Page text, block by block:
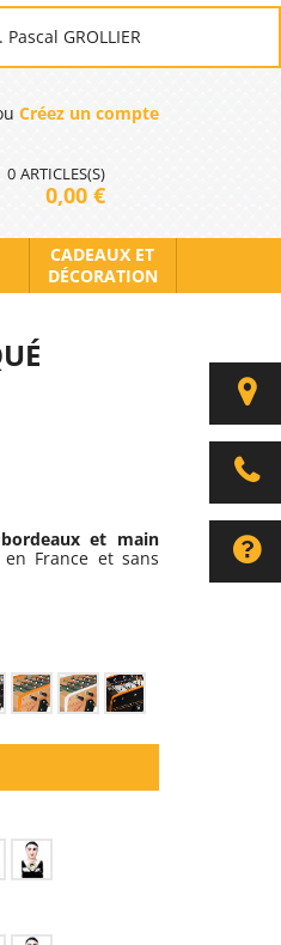
GROLLIER
Créez un compte
0 ARTICLES(S)
0,00 €
CADEAUX ET
DÉCORATION
et main
France et sans